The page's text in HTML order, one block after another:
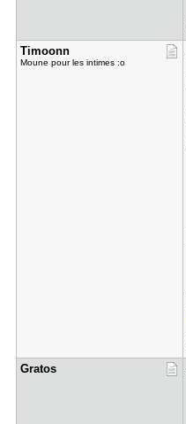
Timoonn
Moune pour les intimes :o
Gratos